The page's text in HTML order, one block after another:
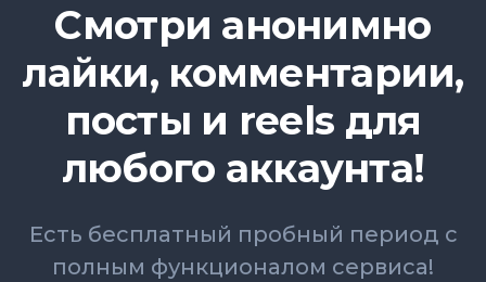
Смотри анонимно
лайки, комментарии,
посты и reels для
любого аккаунта!
Есть бесплатный пробный период с
полным функционалом сервиса!